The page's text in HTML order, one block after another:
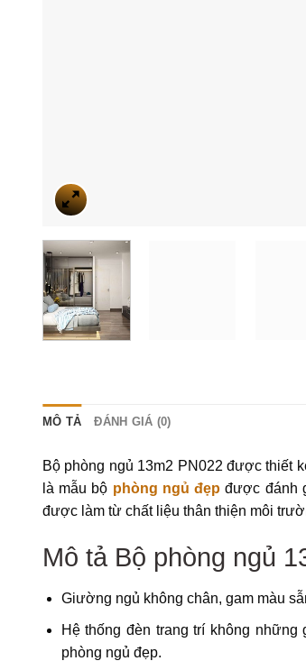
MÔ TẢ ĐÁNH GIÁ (0)
Bộ phòng ngủ 13m2 PN022 được thiết
là mẫu bộ phòng ngủ đẹp được đánh
được làm từ chất liệu thân thiện môi
Mô tả Bộ phòng ngủ
Giường ngủ không chân, gam màu
Hệ thống đèn trang trí không
phòng ngủ đẹp.